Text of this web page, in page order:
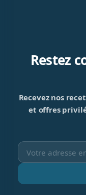
Restez
Recevez nos
et offres